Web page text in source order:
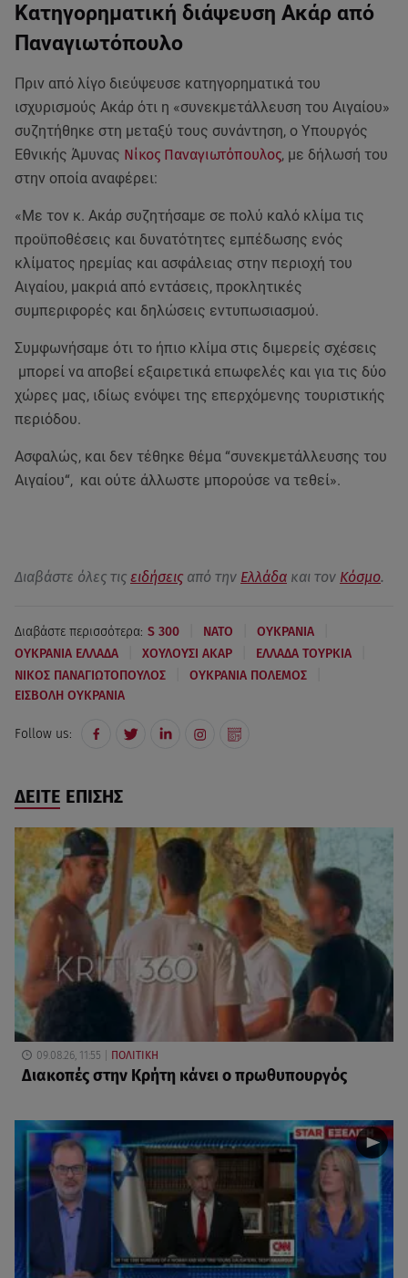
Κατηγορηματική διάψευση Ακάρ από
Παναγιωτόπουλο
Πριν από λίγο διεύψευσε κατηγορηματικά του
ισχυρισμούς Ακάρ ότι η «συνεκμετάλλευση του Αιγαίου»
συζητήθηκε στη μεταξύ τους συνάντηση, o Υπουργός
Εθνικής Άμυνας Νίκος Παναγιωτόπουλος, με δήλωσή του
στην οποία αναφέρει:
«Με τον κ. Ακάρ συζητήσαμε σε πολύ καλό κλίμα τις
προϋποθέσεις και δυνατότητες εμπέδωσης ενός
κλίματος ηρεμίας και ασφάλειας στην περιοχή του
Αιγαίου, μακριά από εντάσεις, προκλητικές
συμπεριφορές και δηλώσεις εντυπωσιασμού.
Συμφωνήσαμε ότι το ήπιο κλίμα στις διμερείς σχέσεις
μπορεί να αποβεί εξαιρετικά επωφελές και για τις δύο
χώρες μας, ιδίως ενόψει της επερχόμενης τουριστικής
περιόδου.
Ασφαλώς, και δεν τέθηκε θέμα “συνεκμετάλλευσης του
Αιγαίου“, και ούτε άλλωστε μπορούσε να τεθεί».
Διαβάστε όλες τις ειδήσεις από την Ελλάδα και τον Κόσμο.
Διαβάστε περισσότερα: S 300 ΝΑΤΟ ΟΥΚΡΑΝΙΑ
ΟΥΚΡΑΝΙΑ ΕΛΛΑΔΑ ΧΟΥΛΟΥΣΙ ΑΚΑΡ ΕΛΛΑΔΑ ΤΟΥΡΚΙΑ
ΝΙΚΟΣ ΠΑΝΑΓΙΩΤΟΠΟΥΛΟΣ ΟΥΚΡΑΝΙΑ ΠΟΛΕΜΟΣ
ΕΙΣΒΟΛΗ ΟΥΚΡΑΝΙΑ
Follow us:
ΔΕΙΤΕ ΕΠΙΣΗΣ
09.08.26, 11:55 ΠΟΛΙΤΙΚΗ
Διακοπές στην Κρήτη κάνει ο πρωθυπουργός